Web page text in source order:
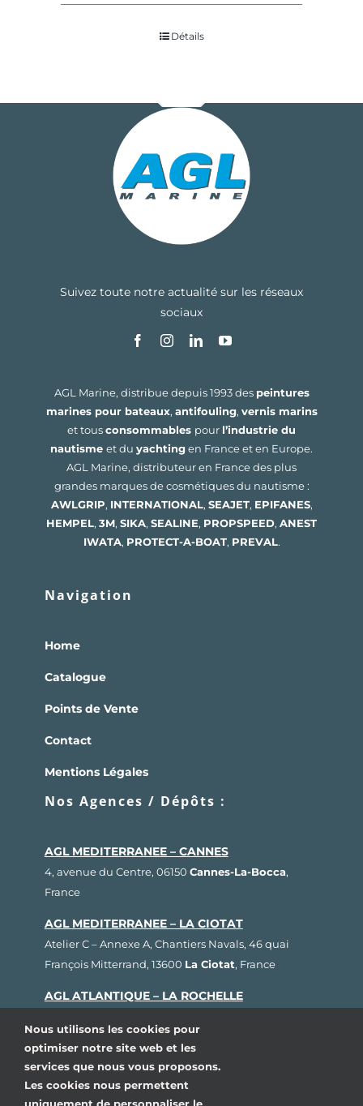
Détails
Suivez toute notre actualité sur les réseaux
sociaux
AGL Marine, distribue depuis 1993 des peintures
marines pour bateaux, antifouling, vernis marins
et tousconsommables pour l’industrie du
nautisme et du yachtingen France et en Europe.
AGL Marine, distributeur en France des plus
grandes marques de cosmétiques du nautisme :
AWLGRIP, INTERNATIONAL, SEAJET, EPIFANES,
HEMPEL, 3M, SIKA, SEALINE, PROPSPEED, ANEST
IWATA, PROTECT-A-BOAT, PREVAL.
Navigation
Home
Catalogue
Points de Vente
Contact
Mentions Légales
Nos Agences / Dépôts :
AGL MEDITERRANEE – CANNES
4, avenue du Centre, 06150 Cannes-La-Bocca,
France
AGL MEDITERRANEE – LA CIOTAT
Atelier C – Annexe A, Chantiers Navals, 46 quai
François Mitterrand, 13600 La Ciotat, France
AGL ATLANTIQUE – LA ROCHELLE
Rochelle, France
AGL BRETAGNE – LORIENT
1, rue Cdt L’Herminier, Bloc K2, 56100
Nous utilisons les cookies pour
optimiser notre site web et les
services que nous vous proposons.
Les cookies nous permettent